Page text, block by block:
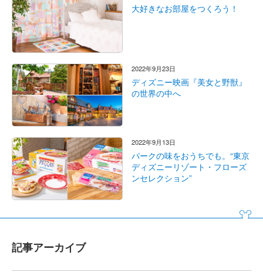
大好きなお部屋をつくろう！
2022年9月23日
ディズニー映画『美女と野獣』
の世界の中へ
2022年9月13日
パークの味をおうちでも。“東京
ディズニーリゾート・フローズ
ンセレクション”
記事アーカイブ